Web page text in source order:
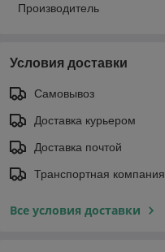
Производитель
Условия доставки
Самовывоз
Доставка курьером
Доставка почтой
Транспортная компания
Все условия доставки